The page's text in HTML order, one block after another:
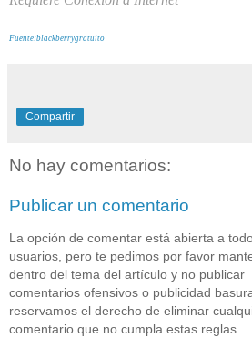
Fuente:blackberrygratuito
Compartir
No hay comentarios:
Publicar un comentario
La opción de comentar está abierta a
usuarios, pero te pedimos por favor
dentro del tema del artículo y no publicar
comentarios ofensivos o publicidad
reservamos el derecho de eliminar
comentario que no cumpla estas reglas.